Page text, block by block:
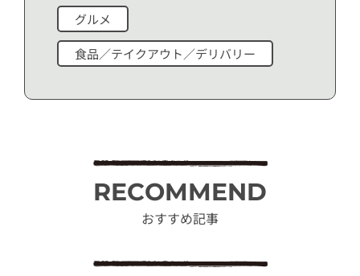
グルメ
食品／テイクアウト／デリバリー
RECOMMEND
おすすめ記事